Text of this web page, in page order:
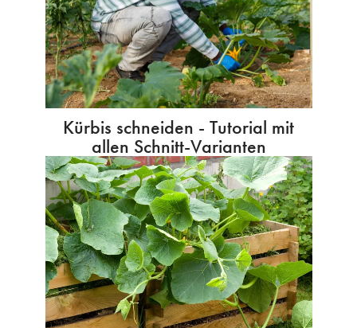
Kürbis schneiden - Tutorial mit
allen Schnitt-Varianten